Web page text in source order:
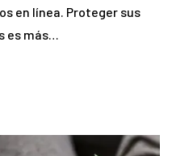
en línea. Proteger sus
es más…